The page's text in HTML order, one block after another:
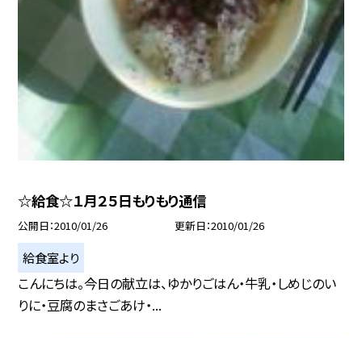
☆給食☆１月２５日もりもり通信
公開日 2010/01/26 更新日 2010/01/26
給食室より
こんにちは。今日の献立は、ゆかりごはん・牛乳・しめじのい
りに・豆腐のまさごあけ・...